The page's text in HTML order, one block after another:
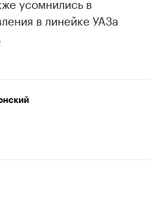
в линейке УАЗа